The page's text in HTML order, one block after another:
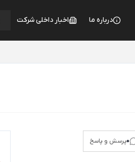
درباره ما اخبار داخلی شرکت
0پرسش و پاسخ